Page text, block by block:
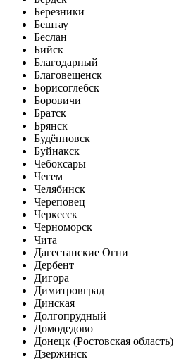
Березники
Бештау
Беслан
Бийск
Благодарный
Благовещенск
Борисоглебск
Боровичи
Братск
Брянск
Будённовск
Буйнакск
Чебоксары
Чегем
Челябинск
Череповец
Черкесск
Черноморск
Чита
Дагестанские Огни
Дербент
Дигора
Димитровград
Динская
Долгопрудный
Домодедово
Донецк (Ростовская область)
Дзержинск